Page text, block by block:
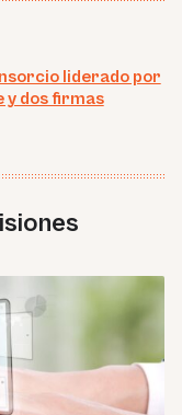
liderado por
y dos firmas